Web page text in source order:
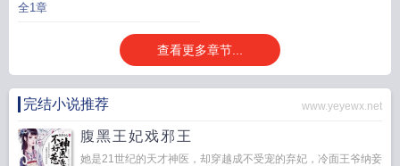
全1章
查看更多章节...
完结小说推荐 www.yeyewx.net
腹黑王妃戏邪王
她是21世纪的天才神医，却穿越成不受宠的弃妃，冷面王爷纳妾